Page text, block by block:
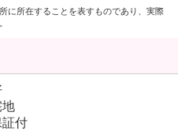
に所在することを表すものであり、実際
地
付